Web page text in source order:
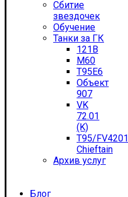
Сбитие
звездочек
Обучение
Танки за ГК
121B
M60
T95E6
Объект
907
VK
72.01
(K)
T95/FV4201
Chieftain
Архив услуг
Блог